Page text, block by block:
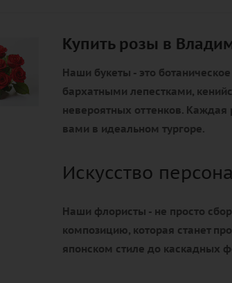
Купить розы в
Наши букеты - это
бархатными лепестками,
невероятных оттенков. Каждая
вами в идеальном тургоре.
Искусство
Наши флористы - не просто
композицию, которая станет
японском стиле до каскадных